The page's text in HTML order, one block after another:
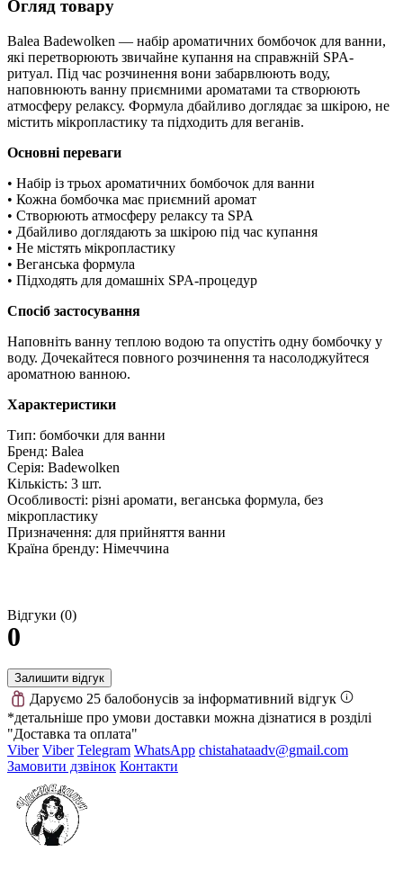
Огляд товару
Balea Badewolken — набір ароматичних бомбочок для ванни,
які перетворюють звичайне купання на справжній SPA-
ритуал. Під час розчинення вони забарвлюють воду,
наповнюють ванну приємними ароматами та створюють
атмосферу релаксу. Формула дбайливо доглядає за шкірою, не
містить мікропластику та підходить для веганів.
Основні переваги
• Набір із трьох ароматичних бомбочок для ванни
• Кожна бомбочка має приємний аромат
• Створюють атмосферу релаксу та SPA
• Дбайливо доглядають за шкірою під час купання
• Не містять мікропластику
• Веганська формула
• Підходять для домашніх SPA-процедур
Спосіб застосування
Наповніть ванну теплою водою та опустіть одну бомбочку у
воду. Дочекайтеся повного розчинення та насолоджуйтеся
ароматною ванною.
Характеристики
Тип: бомбочки для ванни
Бренд: Balea
Серія: Badewolken
Кількість: 3 шт.
Особливості: різні аромати, веганська формула, без
мікропластику
Призначення: для прийняття ванни
Країна бренду: Німеччина
Відгуки (0)
0
Залишити відгук
Даруємо 25 балобонусів за інформативний відгук
*детальніше про умови доставки можна дізнатися в розділі
"Доставка та оплата"
Viber Viber Telegram WhatsApp chistahataadv@gmail.com
Замовити дзвінок Контакти